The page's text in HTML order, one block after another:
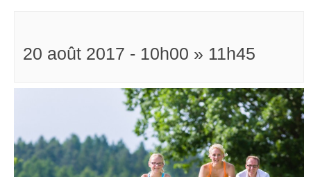
20 août 2017 - 10h00 » 11h45